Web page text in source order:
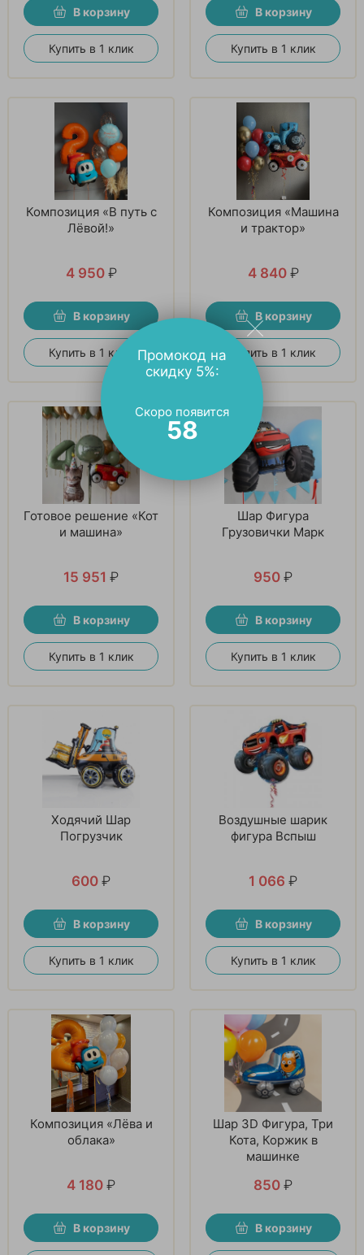
В корзину
Купить в 1 клик
В корзину
Купить в 1 клик
Композиция «В путь с
Лёвой!»
4 950 ₽
В корзину
Купить в 1 клик
Композиция «Машина
и трактор»
4 840 ₽
В корзину
Купить в 1 клик
Готовое решение «Кот
и машина»
15 951 ₽
В корзину
Купить в 1 клик
Шар Фигура
Грузовички Марк
950 ₽
В корзину
Купить в 1 клик
Ходячий Шар
Погрузчик
600 ₽
В корзину
Купить в 1 клик
Воздушные шарик
фигура Вспыш
1 066 ₽
В корзину
Купить в 1 клик
Композиция «Лёва и
облака»
4 180 ₽
В корзину
Шар 3D Фигура, Три
Кота, Коржик в
машинке
850 ₽
В корзину
Промокод на
скидку 5%:
Скоро появится
57